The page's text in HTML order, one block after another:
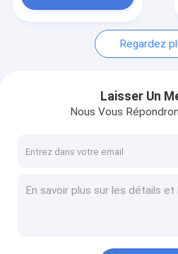
Tente de sport en plein air
Sautez la tente de douche
cercle futé de danse
Regardez
Laisser Un
Nous Vous